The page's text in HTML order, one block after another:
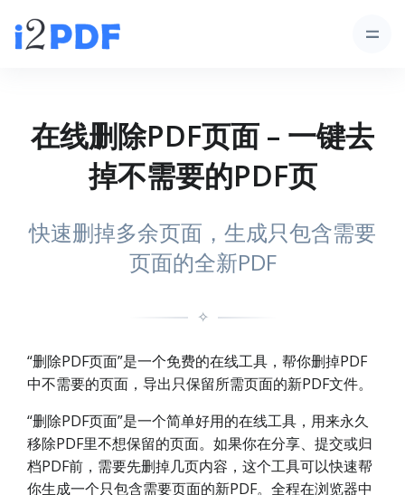
在线删除PDF页面 – 一键去
掉不需要的PDF页
快速删掉多余页面，生成只包含需要
页面的全新PDF
✧
“删除PDF页面”是一个免费的在线工具，帮你删掉PDF
中不需要的页面，导出只保留所需页面的新PDF文件。
“删除PDF页面”是一个简单好用的在线工具，用来永久
移除PDF里不想保留的页面。如果你在分享、提交或归
档PDF前，需要先删掉几页内容，这个工具可以快速帮
你生成一个只包含需要页面的新PDF。全程在浏览器中